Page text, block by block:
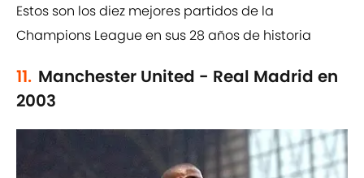
Estos son los diez mejores partidos de la
Champions League en sus 28 años de historia
11. Manchester United - Real Madrid en
2003